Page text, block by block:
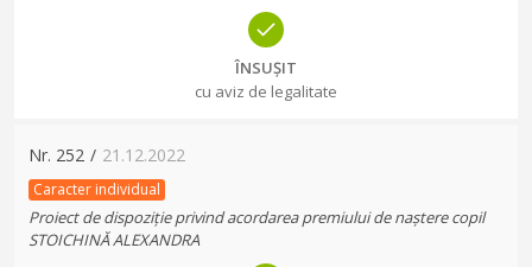
ÎNSUȘIT
cu aviz de legalitate
Nr. 252 / 21.12.2022
Caracter individual
Proiect de dispoziție privind acordarea premiului de naștere copil
STOICHINĂ ALEXANDRA